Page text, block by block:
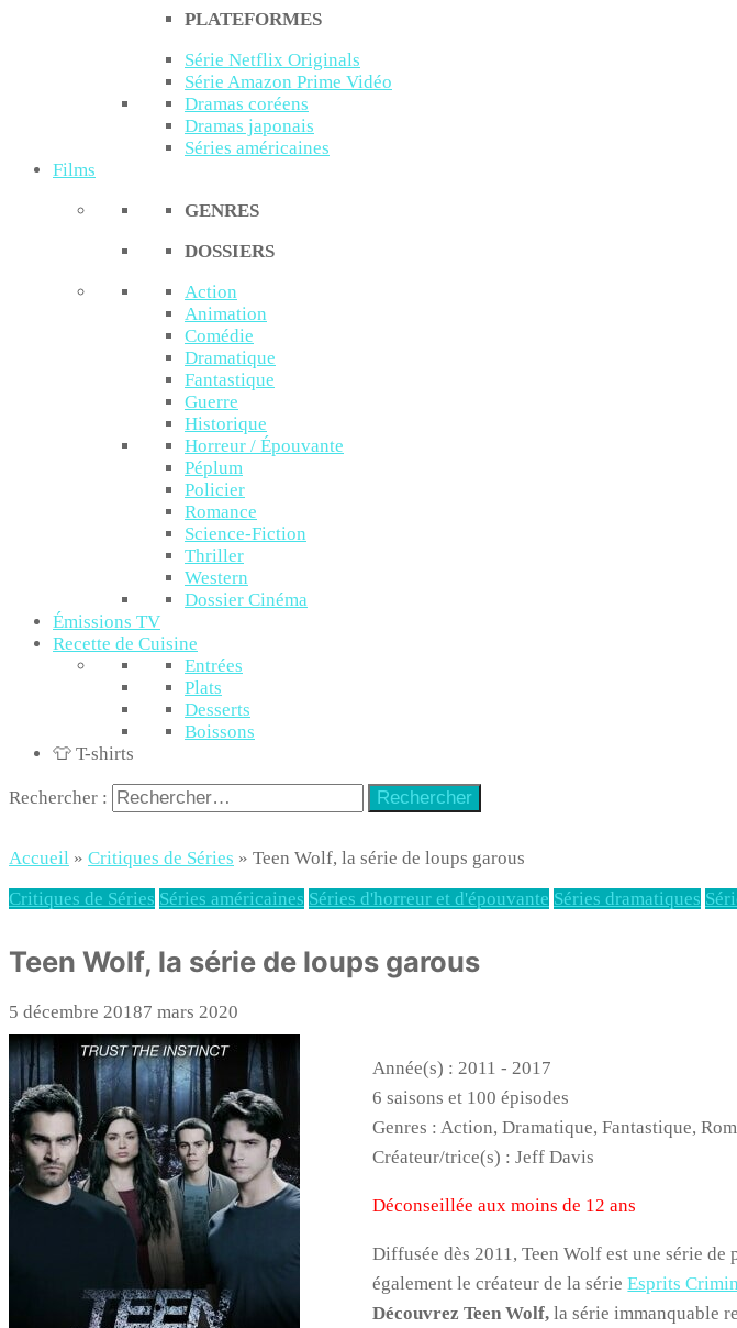
PLATEFORMES
Série Netflix Originals
Série Amazon Prime Vidéo
Dramas coréens
Dramas japonais
Séries américaines
Films
GENRES
DOSSIERS
Action
Animation
Comédie
Dramatique
Fantastique
Guerre
Historique
Horreur / Épouvante
Péplum
Policier
Romance
Science-Fiction
Thriller
Western
Dossier Cinéma
Émissions TV
Recette de Cuisine
Entrées
Plats
Desserts
Boissons
👕 T-shirts
Rechercher :
Accueil » Critiques de Séries » Teen Wolf, la série de loups garous
Critiques de Séries Séries américaines Séries d'horreur et d'épouvante Séries dramatiques
Teen Wolf, la série de loups garous
5 décembre 20187 mars 2020
Année(s) : 2011 - 2017
6 saisons et 100 épisodes
Genres : Action, Dramatique, Fantastique,
Créateur/trice(s) : Jeff Davis
Déconseillée aux moins de 12 ans
Diffusée dès 2011, Teen Wolf est une série
également le créateur de la sérieEsprits
Découvrez Teen Wolf, la série immanquable